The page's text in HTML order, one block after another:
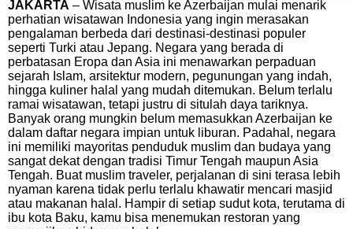
JAKARTA – Wisata muslim ke Azerbaijan mulai menarik
perhatian wisatawan Indonesia yang ingin merasakan
pengalaman berbeda dari destinasi-destinasi populer
seperti Turki atau Jepang. Negara yang berada di
perbatasan Eropa dan Asia ini menawarkan perpaduan
sejarah Islam, arsitektur modern, pegunungan yang indah,
hingga kuliner halal yang mudah ditemukan. Belum terlalu
ramai wisatawan, tetapi justru di situlah daya tariknya.
Banyak orang mungkin belum memasukkan Azerbaijan ke
dalam daftar negara impian untuk liburan. Padahal, negara
ini memiliki mayoritas penduduk muslim dan budaya yang
sangat dekat dengan tradisi Timur Tengah maupun Asia
Tengah. Buat muslim traveler, perjalanan di sini terasa lebih
nyaman karena tidak perlu terlalu khawatir mencari masjid
atau makanan halal. Hampir di setiap sudut kota, terutama di
ibu kota Baku, kamu bisa menemukan restoran yang